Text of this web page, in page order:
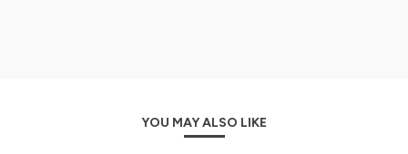
Par Claire Casedas, scénographe, muséographe et
YOU MAY ALSO LIKE